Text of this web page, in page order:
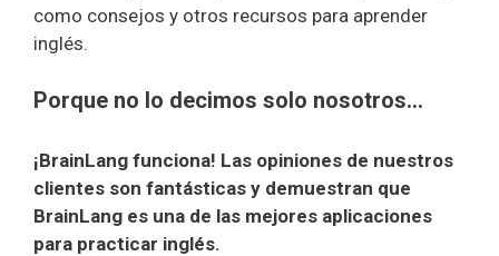
como consejos y otros recursos para aprender
inglés.
Porque no lo decimos solo nosotros…
¡BrainLang funciona! Las opiniones de nuestros
clientes son fantásticas y demuestran que
BrainLang es una de las mejores aplicaciones
para practicar inglés.